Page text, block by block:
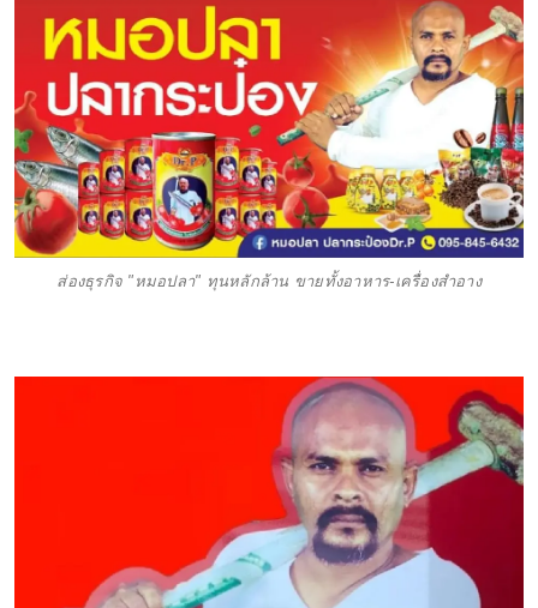
ส่องธุรกิจ "หมอปลา" ทุนหลักล้าน ขายทั้งอาหาร-เครื่องสำอาง